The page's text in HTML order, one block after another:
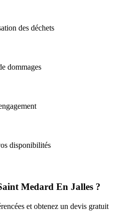
des déchets
dommages
disponibilités
Medard En Jalles ?
et obtenez un devis gratuit